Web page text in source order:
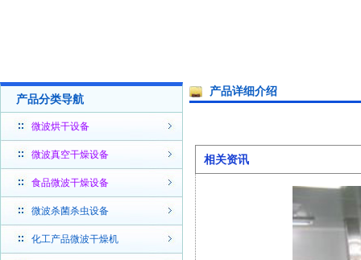
产品分类导航
微波烘干设备
微波真空干燥设备
食品微波干燥设备
微波杀菌杀虫设备
化工产品微波干燥机
产品详细介绍
相关资讯